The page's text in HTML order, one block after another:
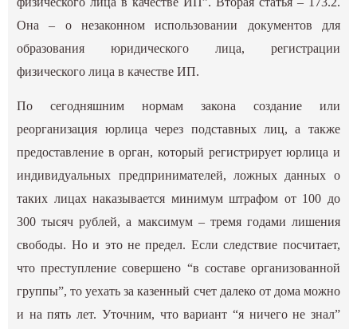
Она – о незаконном использовании документов для
образования юридического лица, регистрации
физического лица в качестве ИП.
По сегодняшним нормам закона создание или
реорганизация юрлица через подставных лиц, а также
предоставление в орган, который регистрирует юрлица и
индивидуальных предпринимателей, ложных данных о
таких лицах наказывается минимум штрафом от 100 до
300 тысяч рублей, а максимум – тремя годами лишения
свободы. Но и это не предел. Если следствие посчитает,
что преступление совершено “в составе организованной
группы”, то уехать за казенный счет далеко от дома можно
и на пять лет. Уточним, что вариант “я ничего не знал”